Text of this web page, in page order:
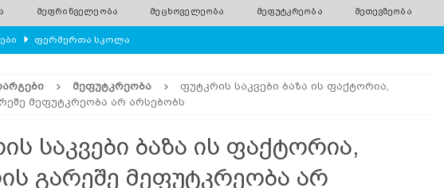
ᲛᲔᲤᲠᲘᲜᲕᲔᲚᲔᲝᲑᲐ ᲛᲔᲪᲮᲝᲕᲔᲚᲔᲝᲑᲐ ᲛᲔᲤᲣᲢᲙᲠᲔᲝᲑᲐ ᲛᲔᲗᲔᲕᲖᲔᲝᲑᲐ
ᲤᲔᲠᲛᲔᲠᲗᲐ ᲡᲙᲝᲚᲐ
გამხმარ ხეებს? AGROPLUS
და პროდუქტიულობა
შემცირებას პროგნოზირებენ ᲐᲒᲠᲝ ᲡᲘᲐᲮᲚᲔᲔᲑᲘ
ᲛᲔᲤᲣᲢᲙᲠᲔᲝᲑᲐ
ფუტკრის საკვები ბაზა ის ფაქტორია,
მეფუტკრეობა არ არსებობს
საკვები ბაზა ის ფაქტორია,
გარეშე მეფუტკრეობა არ